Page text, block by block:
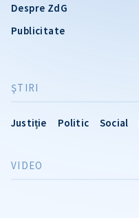
Despre ZdG
Publicitate
ŞTIRI
Justiție Politic Social
VIDEO